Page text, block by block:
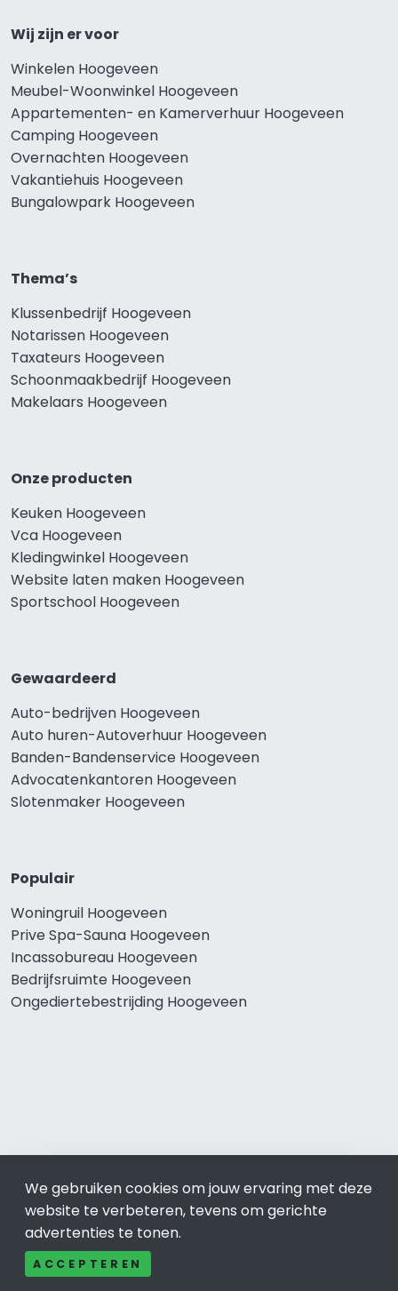
Wij zijn er voor
Winkelen Hoogeveen
Meubel-Woonwinkel Hoogeveen
Appartementen- en Kamerverhuur Hoogeveen
Camping Hoogeveen
Overnachten Hoogeveen
Vakantiehuis Hoogeveen
Bungalowpark Hoogeveen
Thema’s
Klussenbedrijf Hoogeveen
Notarissen Hoogeveen
Taxateurs Hoogeveen
Schoonmaakbedrijf Hoogeveen
Makelaars Hoogeveen
Onze producten
Keuken Hoogeveen
Vca Hoogeveen
Kledingwinkel Hoogeveen
Website laten maken Hoogeveen
Sportschool Hoogeveen
Gewaardeerd
Auto-bedrijven Hoogeveen
Auto huren-Autoverhuur Hoogeveen
Banden-Bandenservice Hoogeveen
Advocatenkantoren Hoogeveen
Slotenmaker Hoogeveen
Populair
Woningruil Hoogeveen
Prive Spa-Sauna Hoogeveen
Incassobureau Hoogeveen
Bedrijfsruimte Hoogeveen
Ongediertebestrijding Hoogeveen
© 2019 - 2026 Realisatie en SEO doorSEO-bureauLion
Internet. Betaal alleen voor bewezen resultaten?
optimalisatie No Cure No Pay
We gebruiken cookies om jouw ervaring met deze
website te verbeteren, tevens om gerichte
advertenties te tonen.
ACCEPTEREN